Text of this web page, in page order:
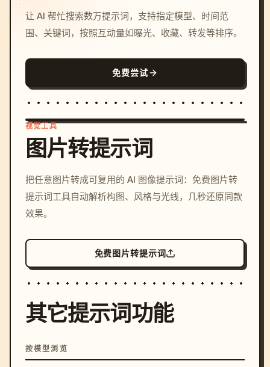
让 AI 帮忙搜索数万提示词，支持指定模型、时间范
围、关键词，按照互动量如曝光、收藏、转发等排序。
免费尝试
c, cyberpunk sunset, neon
colors, 8k --v 6.0
视觉工具
图片转提示词
把任意图片转成可复用的 AI 图像提示词：免费图片转
提示词工具自动解析构图、风格与光线，几秒还原同款
效果。
免费图片转提示词
其它提示词功能
按模型浏览